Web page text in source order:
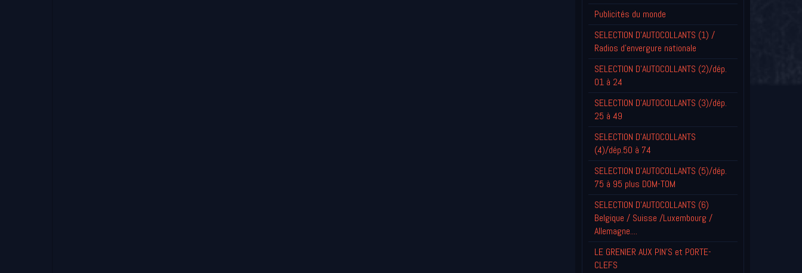
Publicités du monde
SELECTION D'AUTOCOLLANTS (1) /
Radios d'envergure nationale
SELECTION D'AUTOCOLLANTS (2)/dép.
01 à 24
SELECTION D'AUTOCOLLANTS (3)/dép.
25 à 49
SELECTION D'AUTOCOLLANTS
(4)/dép.50 à 74
SELECTION D'AUTOCOLLANTS (5)/dép.
75 à 95 plus DOM-TOM
SELECTION D'AUTOCOLLANTS (6)
Belgique / Suisse /Luxembourg /
Allemagne....
LE GRENIER AUX PIN'S et PORTE-
CLEFS